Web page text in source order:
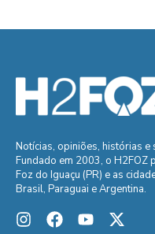
Notícias, opiniões, histórias
Fundado em 2003, o
Foz do Iguaçu (PR) e as
Brasil, Paraguai e Argentina.